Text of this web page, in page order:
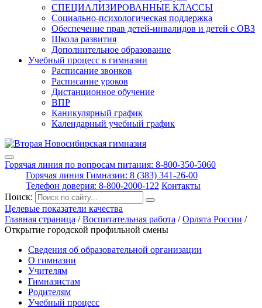
СПЕЦИАЛИЗИРОВАННЫЕ КЛАССЫ
Социально-психологическая поддержка
Обеспечение прав детей-инвалидов и детей с ОВЗ
Школа развития
Дополнительное образование
Учебный процесс в гимназии
Расписание звонков
Расписание уроков
Дистанционное обучение
ВПР
Каникулярный график
Календарный учебный график
Горячая линия по вопросам питания: 8-800-350-5060
Горячая линия Гимназии: 8 (383) 341-26-00
Телефон доверия: 8-800-2000-122 Контакты
Поиск:
Целевые показатели качества
Главная страница /Воспитательная работа /Орлята России /
Открытие городской профильной смены
Сведения об образовательной организации
О гимназии
Учителям
Гимназистам
Родителям
Учебный процесс